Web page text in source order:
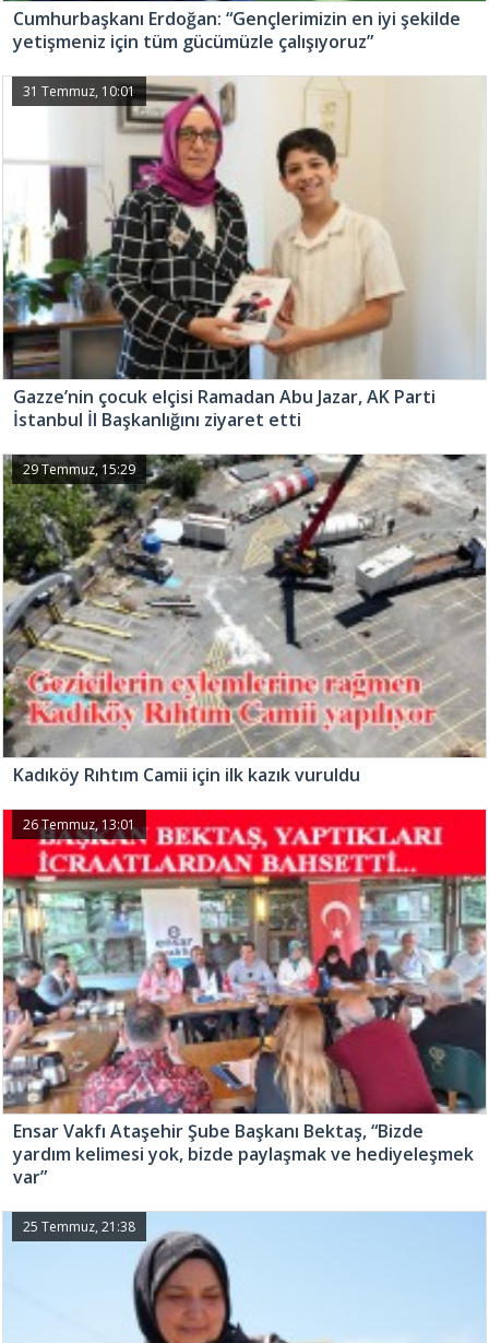
Cumhurbaşkanı Erdoğan: “Gençlerimizin en iyi şekilde
yetişmeniz için tüm gücümüzle çalışıyoruz”
31 Temmuz, 10:01
Gazze’nin çocuk elçisi Ramadan Abu Jazar, AK Parti
İstanbul İl Başkanlığını ziyaret etti
29 Temmuz, 15:29
Kadıköy Rıhtım Camii için ilk kazık vuruldu
26 Temmuz, 13:01
Ensar Vakfı Ataşehir Şube Başkanı Bektaş, “Bizde
yardım kelimesi yok, bizde paylaşmak ve hediyeleşmek
var”
25 Temmuz, 21:38